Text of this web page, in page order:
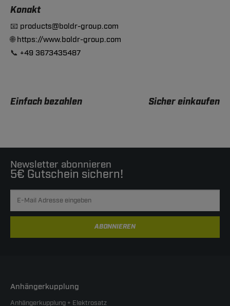
Konakt
📧 products@boldr-group.com
🌐https://www.boldr-group.com
📞 +49 3673435487
Einfach bezahlen Sicher einkaufen
Newsletter abonnieren
5€ Gutschein sichern!
ABONNIEREN
Anhängerkupplung
Anhängerkupplung + Elektrosatz